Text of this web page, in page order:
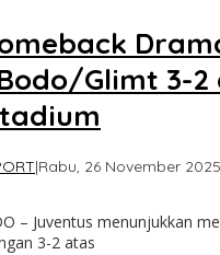
Glimt 3-2
|Rabu, 26 November 2025
– Juventus menunjukkan
3-2 atas